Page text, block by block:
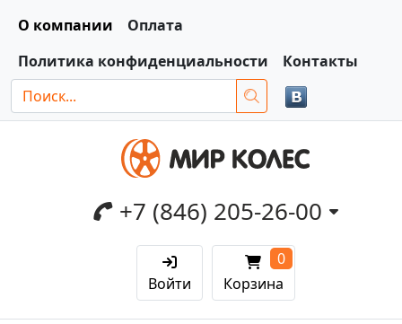
О компании
Оплата
Политика конфиденциальности
Контакты
+7 (846) 205-26-00
Войти Корзина
0